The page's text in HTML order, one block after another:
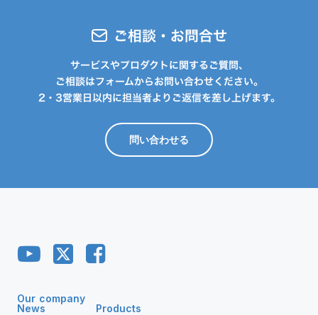
ご相談・お問合せ
サービスやプロダクトに関するご質問、
ご相談はフォームからお問い合わせください。
2・3営業日以内に担当者よりご返信を差し上げます。
問い合わせる
Our company
News
Products